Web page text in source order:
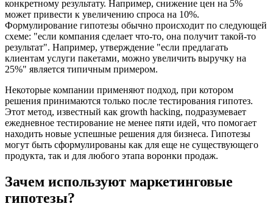
конкретному результату. Например, снижение цен на 5%
может привести к увеличению спроса на 10%.
Формулирование гипотезы обычно происходит по следующей
схеме: "если компания сделает что-то, она получит такой-то
результат". Например, утверждение "если предлагать
клиентам услуги пакетами, можно увеличить выручку на
25%" является типичным примером.
Некоторые компании применяют подход, при котором
решения принимаются только после тестирования гипотез.
Этот метод, известный как growth hacking, подразумевает
ежедневное тестирование не менее пяти идей, что помогает
находить новые успешные решения для бизнеса. Гипотезы
могут быть сформулированы как для еще не существующего
продукта, так и для любого этапа воронки продаж.
Зачем используют маркетинговые
гипотезы?